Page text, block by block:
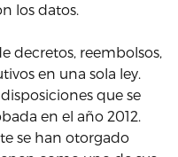
los datos.
decretos, reembolsos,
en una sola ley.
que se
en el año 2012.
se han otorgado